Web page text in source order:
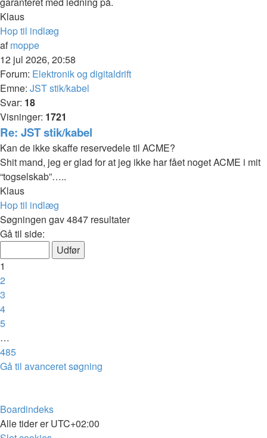
Klaus
Hop til indlæg
afmoppe
12 jul 2026, 20:58
Forum: Elektronik og digitaldrift
Emne: JST stik/kabel
Svar: 18
Visninger: 1721
Re: JST stik/kabel
Kan de ikke skaffe reservedele til ACME?
Shit mand, jeg er glad for at jeg ikke har fået noget ACME i mit
“togselskab”…..
Klaus
Hop til indlæg
Søgningen gav 4847 resultater
Side
af
485
Gå til side:
1
2
3
4
5
…
485
Næste
Gå til avanceret søgning
Boardindeks
Alle tider erUTC+02:00